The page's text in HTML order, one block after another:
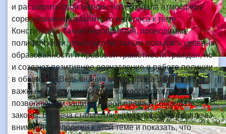
и расширить свои знания, но и создала атмосферу
соревнования и взаимного интереса к теме
Конституции. Такие мероприятия, проводимые
полицейскими, помогают не только повысить уровень
образованности и правовой грамотности граждан, но
и создают позитивное впечатление о работе полиции
в обществе. Ведь знание основ права является
важным инструментом для каждого гражданина,
позволяющим защитить свои права и соблюдать
законы. Встреча стала отличным способом привлечь
внимание молодежи к этой теме и показать, что